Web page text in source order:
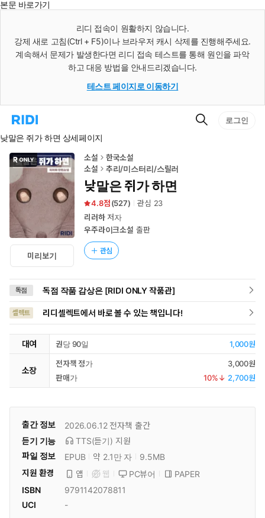
본문 바로가기
리디 접속이 원활하지 않습니다.
강제 새로 고침(Ctrl + F5)이나 브라우저 캐시 삭제를 진행해주세요.
계속해서 문제가 발생한다면 리디 접속 테스트를 통해 원인을 파악
하고 대응 방법을 안내드리겠습니다.
테스트 페이지로 이동하기
리
홈
로
이
검
로그인
낮말은 쥐가 하면 상세페이지
미리보기
소설
한국소설
소설
추리/미스터리/스릴러
낮말은 쥐가 하면
4.8 (527) 관심 23
리러하저자
우주라이크소설 출판
관심
독점 독점 작품 감상은 [RIDI ONLY 작품관]
셀렉트 리디셀렉트에서 바로 볼 수 있는 책입니다!
대여 권당 90일 1,000원
소장
전자책 정가
3,000원
판매가
10%↓ 2,700원
출간 정보 2026.06.12 전자책 출간
듣기 기능
TTS(듣기) 지원
파일 정보
EPUB 약 2.1만 자
9.5MB
지원 환경
앱 웹 PC뷰어
PAPER
ISBN
9791142078811
UCI
-